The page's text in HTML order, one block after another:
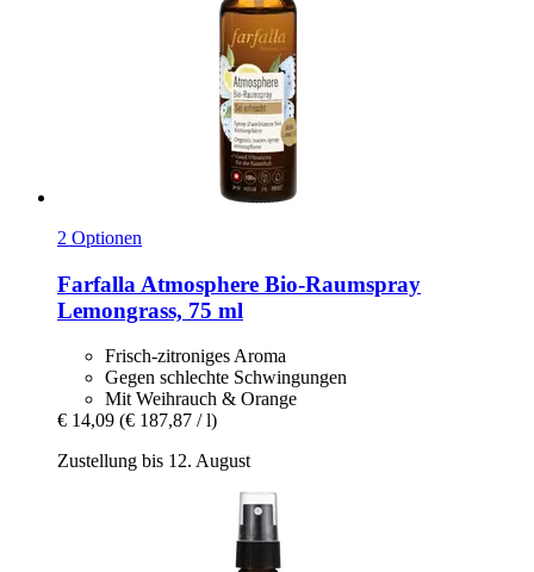
2 Optionen
Farfalla Atmosphere Bio-​Raumspray
Lemongrass, 75 ml
Frisch-zitroniges Aroma
Gegen schlechte Schwingungen
Mit Weihrauch & Orange
€ 14,09 (€ 187,87 / l)
Zustellung bis 12. August